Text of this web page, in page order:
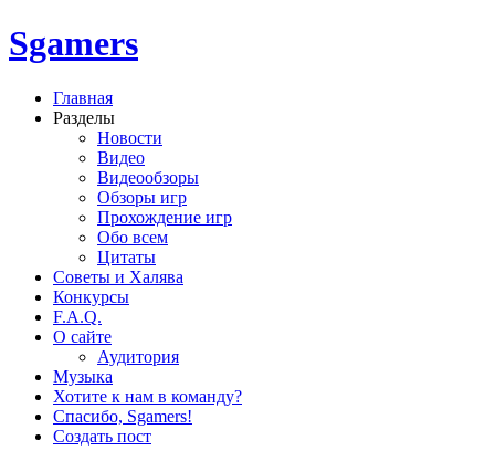
Sgamers
Главная
Разделы
Новости
Видео
Видеообзоры
Обзоры игр
Прохождение игр
Обо всем
Цитаты
Советы и Халява
Конкурсы
F.A.Q.
О сайте
Аудитория
Музыка
Хотите к нам в команду?
Спасибо, Sgamers!
Создать пост